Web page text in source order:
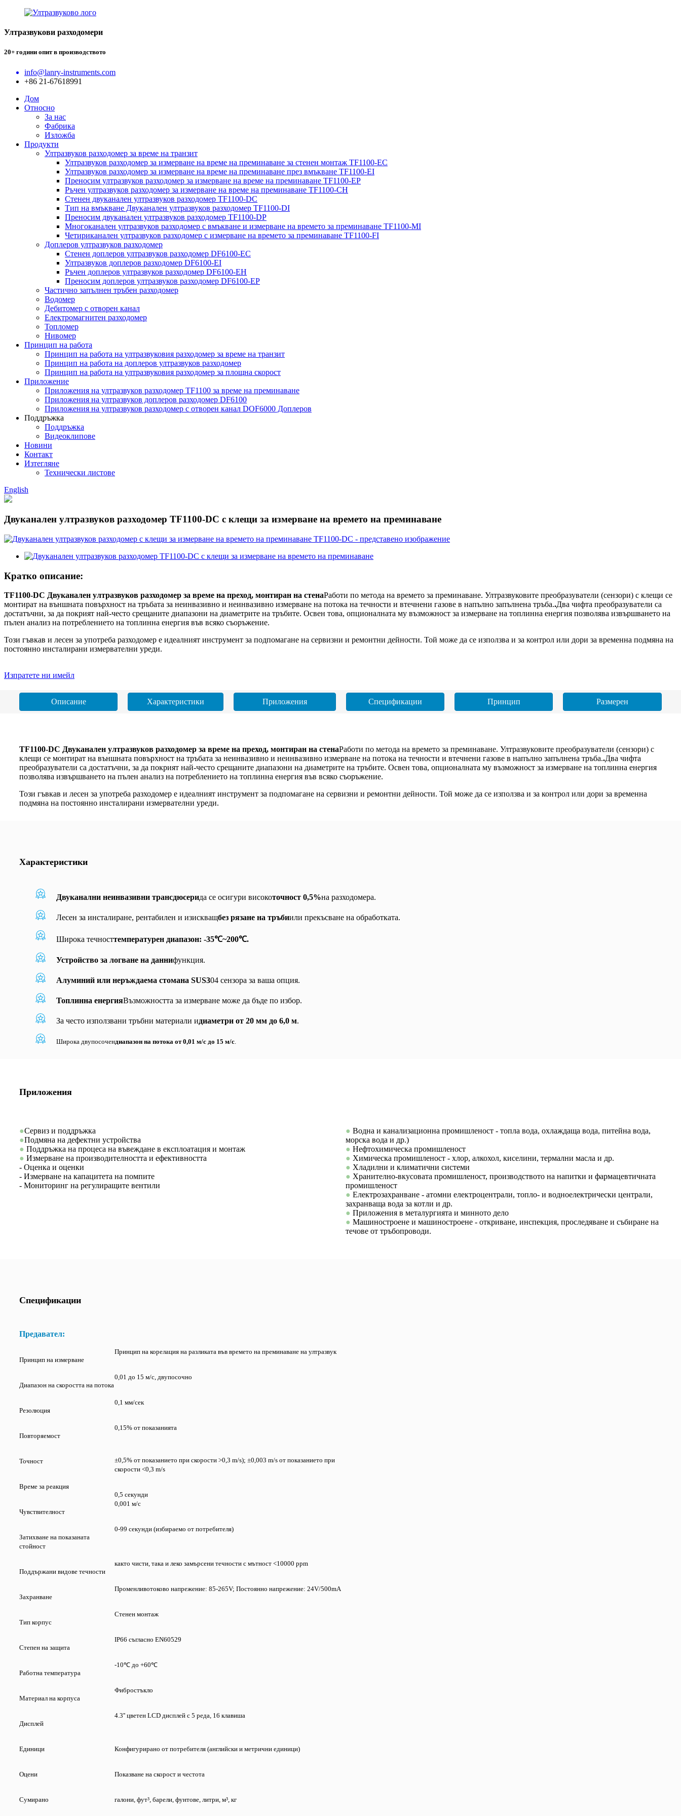
Ултразвукови разходомери
20+ години опит в производството
info@lanry-instruments.com
+86 21-67618991
Дом
Относно
За нас
Фабрика
Изложба
Продукти
Ултразвуков разходомер за време на транзит
Ултразвуков разходомер за измерване на време на преминаване за стенен монтаж TF1100-EC
Ултразвуков разходомер за измерване на време на преминаване през вмъкване TF1100-EI
Преносим ултразвуков разходомер за измерване на време на преминаване TF1100-EP
Ръчен ултразвуков разходомер за измерване на време на преминаване TF1100-CH
Стенен двуканален ултразвуков разходомер TF1100-DC
Тип на вмъкване Двуканален ултразвуков разходомер TF1100-DI
Преносим двуканален ултразвуков разходомер TF1100-DP
Многоканален ултразвуков разходомер с вмъкване и измерване на времето за преминаване TF1100-MI
Четириканален ултразвуков разходомер с измерване на времето за преминаване TF1100-FI
Доплеров ултразвуков разходомер
Стенен доплеров ултразвуков разходомер DF6100-EC
Ултразвуков доплеров разходомер DF6100-EI
Ръчен доплеров ултразвуков разходомер DF6100-EH
Преносим доплеров ултразвуков разходомер DF6100-EP
Частично запълнен тръбен разходомер
Водомер
Дебитомер с отворен канал
Електромагнитен разходомер
Топломер
Нивомер
Принцип на работа
Принцип на работа на ултразвуковия разходомер за време на транзит
Принцип на работа на доплеров ултразвуков разходомер
Принцип на работа на ултразвуковия разходомер за площна скорост
Приложение
Приложения на ултразвуков разходомер TF1100 за време на преминаване
Приложения на ултразвуков доплеров разходомер DF6100
Приложения на ултразвуков разходомер с отворен канал DOF6000 Доплеров
Поддръжка
Поддръжка
Видеоклипове
Новини
Контакт
Изтегляне
Технически листове
English
Двуканален ултразвуков разходомер TF1100-DC с клещи за измерване на времето на преминаване
Кратко описание:
TF1100-DC Двуканален ултразвуков разходомер за време на преход, монтиран на стенаРаботи по метода на времето за преминаване. Ултразвуковите преобразуватели (сензори) с клещи се
монтират на външната повърхност на тръбата за неинвазивно и неинвазивно измерване на потока на течности и втечнени газове в напълно запълнена тръба..Два чифта преобразуватели са
достатъчни, за да покрият най-често срещаните диапазони на диаметрите на тръбите. Освен това, опционалната му възможност за измерване на топлинна енергия позволява извършването на
пълен анализ на потреблението на топлинна енергия във всяко съоръжение.
Този гъвкав и лесен за употреба разходомер е идеалният инструмент за подпомагане на сервизни и ремонтни дейности. Той може да се използва и за контрол или дори за временна подмяна на
постоянно инсталирани измервателни уреди.
Изпратете ни имейл
Описание Характеристики Приложения Спецификации Принцип Размерен
TF1100-DC Двуканален ултразвуков разходомер за време на преход, монтиран на стенаРаботи по метода на времето за преминаване. Ултразвуковите преобразуватели (сензори) с
клещи се монтират на външната повърхност на тръбата за неинвазивно и неинвазивно измерване на потока на течности и втечнени газове в напълно запълнена тръба..Два чифта
преобразуватели са достатъчни, за да покрият най-често срещаните диапазони на диаметрите на тръбите. Освен това, опционалната му възможност за измерване на топлинна енергия
позволява извършването на пълен анализ на потреблението на топлинна енергия във всяко съоръжение.
Този гъвкав и лесен за употреба разходомер е идеалният инструмент за подпомагане на сервизни и ремонтни дейности. Той може да се използва и за контрол или дори за временна
подмяна на постоянно инсталирани измервателни уреди.
Характеристики
Двуканални неинвазивни трансдюсерида се осигури високоточност 0,5%на разходомера.
Лесен за инсталиране, рентабилен и изискващбез рязане на тръбиили прекъсване на обработката.
Широка течносттемпературен диапазон: -35℃~200℃.
Устройство за логване на даннифункция.
Алуминий или неръждаема стомана SUS304 сензора за ваша опция.
Топлинна енергияВъзможността за измерване може да бъде по избор.
За често използвани тръбни материали идиаметри от 20 мм до 6,0 м.
Широка двупосочендиапазон на потока от 0,01 м/с до 15 м/с.
Приложения
●Сервиз и поддръжка
●Подмяна на дефектни устройства
● Поддръжка на процеса на въвеждане в експлоатация и монтаж
● Измерване на производителността и ефективността
- Оценка и оценки
- Измерване на капацитета на помпите
- Мониторинг на регулиращите вентили
● Водна и канализационна промишленост - топла вода, охлаждаща вода, питейна вода,
морска вода и др.)
● Нефтохимическа промишленост
● Химическа промишленост - хлор, алкохол, киселини, термални масла и др.
● Хладилни и климатични системи
● Хранително-вкусовата промишленост, производството на напитки и фармацевтичната
промишленост
● Електрозахранване - атомни електроцентрали, топло- и водноелектрически централи,
захранваща вода за котли и др.
● Приложения в металургията и минното дело
● Машиностроене и машиностроене - откриване, инспекция, проследяване и събиране на
течове от тръбопроводи.
Спецификации
Предавател:
Принцип на измерване
Принцип на корелация на разликата във времето на преминаване на ултразвук
Диапазон на скоростта на потока
0,01 до 15 м/с, двупосочно
Резолюция
0,1 мм/сек
Повторяемост
0,15% от показанията
Точност
±0,5% от показанието при скорости >0,3 m/s); ±0,003 m/s от показанието при
скорости <0,3 m/s
Време за реакция
0,5 секунди
Чувствителност
0,001 м/с
Затихване на показаната
стойност
0-99 секунди (избираемо от потребителя)
Поддържани видове течности
както чисти, така и леко замърсени течности с мътност <10000 ppm
Захранване
Променливотоково напрежение: 85-265V; Постоянно напрежение: 24V/500mA
Тип корпус
Стенен монтаж
Степен на защита
IP66 съгласно EN60529
Работна температура
-10℃ до +60℃
Материал на корпуса
Фибростъкло
Дисплей
4.3'' цветен LCD дисплей с 5 реда, 16 клавиша
Единици Конфигурирано от потребителя (английски и метрични единици)
Оцени Показване на скорост и честота
Сумирано галони, фут³, барели, фунтове, литри, м³, кг